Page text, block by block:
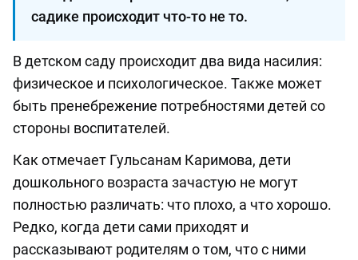
садике происходит что-то не то.
В детском саду происходит два вида насилия:
физическое и психологическое. Также может
быть пренебрежение потребностями детей со
стороны воспитателей.
Как отмечает Гульсанам Каримова, дети
дошкольного возраста зачастую не могут
полностью различать: что плохо, а что хорошо.
Редко, когда дети сами приходят и
рассказывают родителям о том, что с ними